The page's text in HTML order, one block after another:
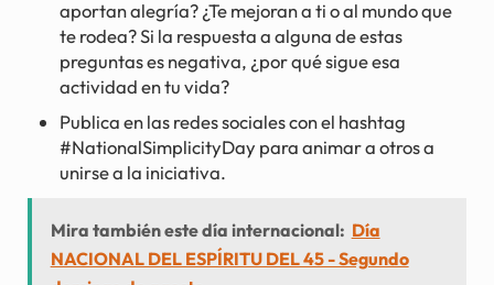
aportan alegría? ¿Te mejoran a ti o al mundo que
te rodea? Si la respuesta a alguna de estas
preguntas es negativa, ¿por qué sigue esa
actividad en tu vida?
Publica en las redes sociales con el hashtag
#NationalSimplicityDay para animar a otros a
unirse a la iniciativa.
Mira también este día internacional: Día
NACIONAL DEL ESPÍRITU DEL 45 - Segundo